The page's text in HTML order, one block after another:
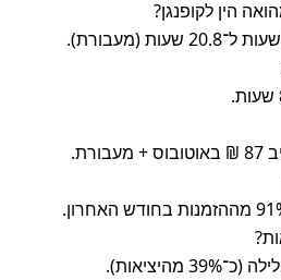
הין לקופנגן?
מהיציאות).